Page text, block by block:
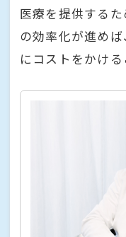
医療を提供する
の効率化が進め
にコストをかける